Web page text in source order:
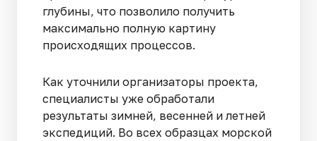
глубины, что позволило получить
максимально полную картину
происходящих процессов.
Как уточнили организаторы проекта,
специалисты уже обработали
результаты зимней, весенней и летней
экспедиций. Во всех образцах морской